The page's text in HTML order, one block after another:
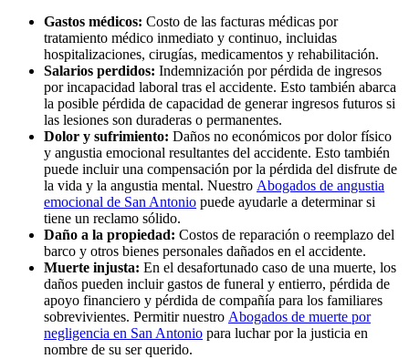
Gastos médicos: Costo de las facturas médicas por
tratamiento médico inmediato y continuo, incluidas
hospitalizaciones, cirugías, medicamentos y rehabilitación.
Salarios perdidos: Indemnización por pérdida de ingresos
por incapacidad laboral tras el accidente. Esto también abarca
la posible pérdida de capacidad de generar ingresos futuros si
las lesiones son duraderas o permanentes.
Dolor y sufrimiento: Daños no económicos por dolor físico
y angustia emocional resultantes del accidente. Esto también
puede incluir una compensación por la pérdida del disfrute de
la vida y la angustia mental. Nuestro Abogados de angustia
emocional de San Antonio puede ayudarle a determinar si
tiene un reclamo sólido.
Daño a la propiedad: Costos de reparación o reemplazo del
barco y otros bienes personales dañados en el accidente.
Muerte injusta: En el desafortunado caso de una muerte, los
daños pueden incluir gastos de funeral y entierro, pérdida de
apoyo financiero y pérdida de compañía para los familiares
sobrevivientes. Permitir nuestro Abogados de muerte por
negligencia en San Antonio para luchar por la justicia en
nombre de su ser querido.